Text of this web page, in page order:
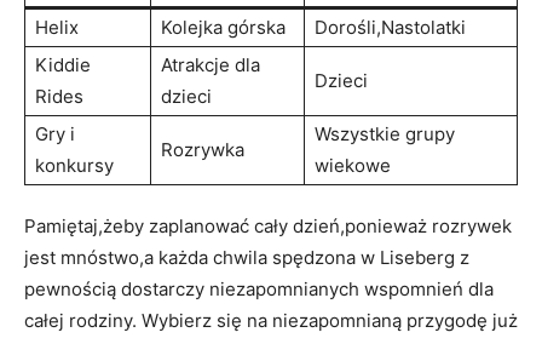
Helix
Kolejka górska
Dorośli,Nastolatki
Kiddie
Rides
Atrakcje dla
dzieci
Dzieci
Gry i
konkursy
Rozrywka
Wszystkie grupy
wiekowe
Pamiętaj,żeby zaplanować cały dzień,ponieważ rozrywek
jest mnóstwo,a każda chwila spędzona w Liseberg z
pewnością dostarczy niezapomnianych wspomnień dla
całej rodziny. Wybierz się na niezapomnianą przygodę już